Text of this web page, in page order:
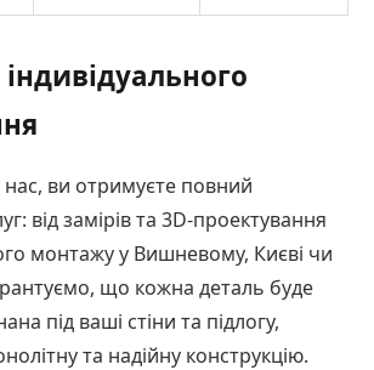
ви отримуєте повний
від замірів та 3D-проектування
монтажу у Вишневому, Києві чи
що кожна деталь буде
під ваші стіни та підлогу,
та надійну конструкцію.